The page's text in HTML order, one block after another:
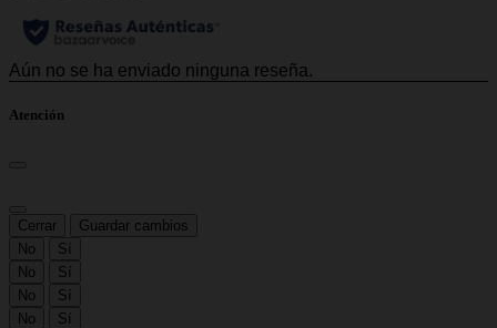
Atención
Cerrar
Guardar cambios
No
Sí
No
Sí
No
Sí
No
Sí